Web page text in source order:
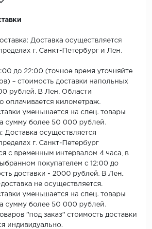
SPC Kronostep
SPC Promo
SPC Stronghold
TANTO
Tarkett
Доставка осуществляется
г. Санкт-Петербург и Лен.
до 22:00 (точное время уточняйте
– стоимость доставки напольных
рублей. В Лен. Области
оплачивается километраж.
уменьшается на спец. товары
сумму более 50 000 рублей.
Доставка осуществляется
г. Санкт-Петербург
с временным интервалом 4 часа, в
покупателем с 12:00 до
доставки - 2000 рублей. В Лен.
не осуществляется.
уменьшается на спец. товары
сумму более 50 000 рублей.
"под заказ" стоимость доставки
индивидуально.